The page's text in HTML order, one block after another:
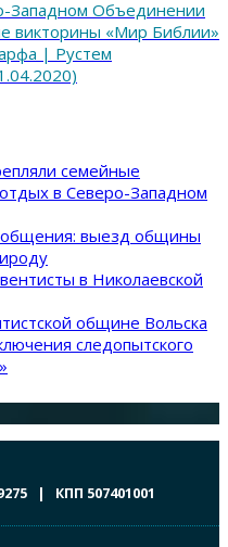
Западном Объединении
викторины «Мир Библии»
| Рустем
семейные
в Северо-Западном
выезд общины
в Николаевской
общине Вольска
следопытского
| КПП 507401001